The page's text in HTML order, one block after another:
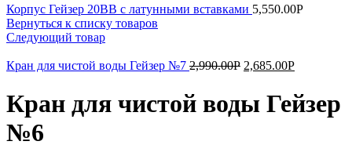
Корпус Гейзер 20BB с латунными вставками 5,550.00Р
Вернуться к списку товаров
Следующий товар
Кран для чистой воды Гейзер №7 2,990.00Р 2,685.00Р
Кран для чистой воды Гейзер
№6